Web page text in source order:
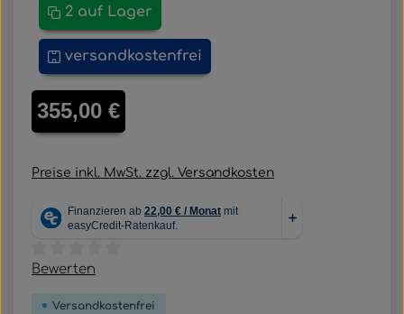
2 auf Lager
versandkostenfrei
355,00 €
Preise inkl. MwSt. zzgl. Versandkosten
Durchschnittliche Bewertung von 0 von 5 Sternen
Bewerten
Versandkostenfrei